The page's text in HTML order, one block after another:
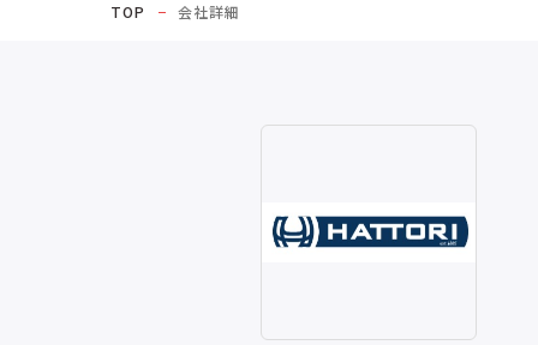
TOP 会社詳細